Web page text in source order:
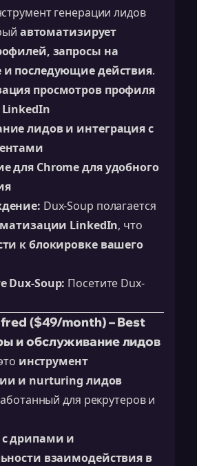
генерации лидов
автоматизирует
запросы на
последующие действия.
просмотров профиля
лидов и интеграция с
для Chrome для удобного
Dux-Soup полагается
LinkedIn, что
к блокировке вашего
Dux-Soup: Посетите Dux-
($49/month) – Best
и обслуживание лидов
инструмент
и nurturing лидов
для рекрутеров и
дрипами и
взаимодействия в